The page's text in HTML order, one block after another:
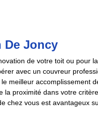
De Joncy
de votre toit ou pour
avec un couvreur
meilleur accomplissement
la proximité dans votre
chez vous est avantageux